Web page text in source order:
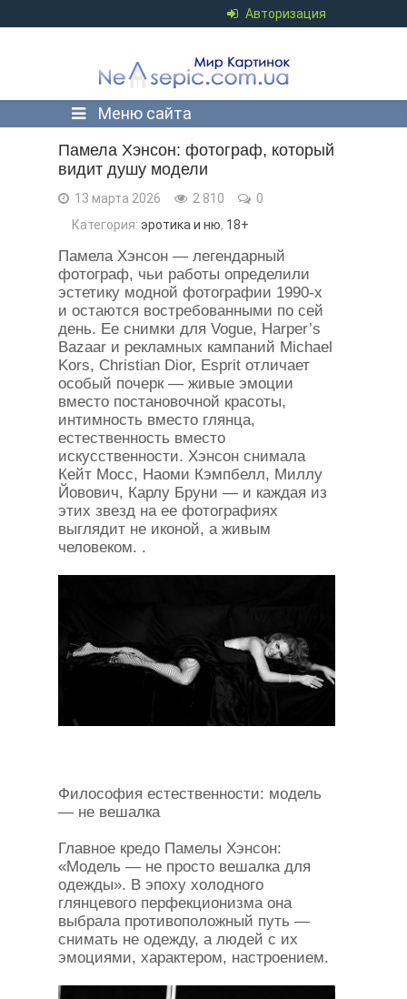
Авторизация
Меню сайта
Памела Хэнсон: фотограф, который
видит душу модели
13 марта 2026 2 810
0
Категория: эротика и ню, 18+
Памела Хэнсон — легендарный
фотограф, чьи работы определили
эстетику модной фотографии 1990-х
и остаются востребованными по сей
день. Ее снимки для Vogue, Harper’s
Bazaar и рекламных кампаний Michael
Kors, Christian Dior, Esprit отличает
особый почерк — живые эмоции
вместо постановочной красоты,
интимность вместо глянца,
естественность вместо
искусственности. Хэнсон снимала
Кейт Мосс, Наоми Кэмпбелл, Миллу
Йовович, Карлу Бруни — и каждая из
этих звезд на ее фотографиях
выглядит не иконой, а живым
человеком. .
Философия естественности: модель
— не вешалка
Главное кредо Памелы Хэнсон:
«Модель — не просто вешалка для
одежды». В эпоху холодного
глянцевого перфекционизма она
выбрала противоположный путь —
снимать не одежду, а людей с их
эмоциями, характером, настроением.